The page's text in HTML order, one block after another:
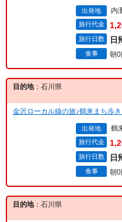
出発地 内
旅行代金
旅行日数 日
食事 朝0
目的地：石川県
金沢ローカル線の旅♪鶴来まち
出発地 鶴
旅行代金
旅行日数 日
食事 朝0
目的地：石川県